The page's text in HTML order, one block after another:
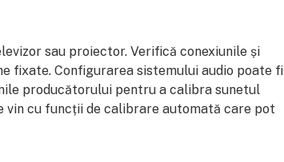
sau proiector. Verifică conexiunile și
fixate. Configurarea sistemului audio poate fi
producătorului pentru a calibra sunetul
cu funcții de calibrare automată care pot